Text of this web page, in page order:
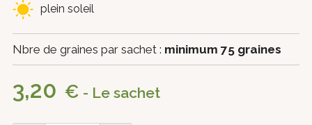
plein soleil
Nbre de graines par sachet : minimum 75 graines
3,20 € - Le sachet